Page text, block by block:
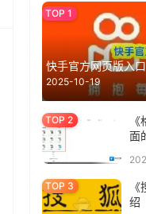
快手官方网页版入口
2025-10-19
面
绍